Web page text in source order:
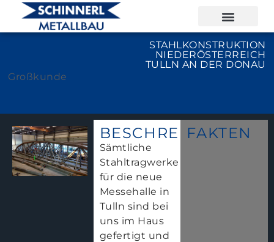
STAHLKONSTRUKTION
NIEDERÖSTERREICH
TULLN AN DER DONAU
Großkunde
BESCHREIBUNG
Sämtliche
Stahltragwerke
für die neue
Messehalle in
Tulln sind bei
uns im Haus
gefertigt und
FAKTEN